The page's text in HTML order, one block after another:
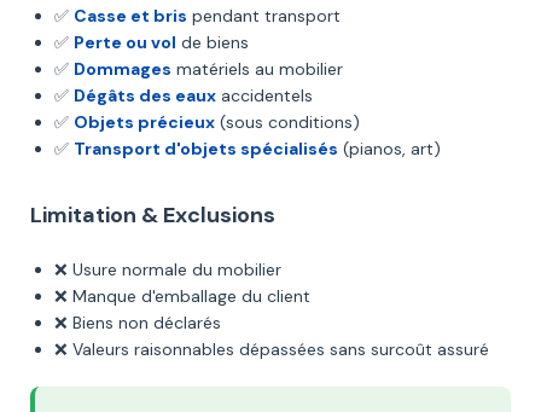
✅ Casse et bris pendant transport
✅ Perte ou vol de biens
✅ Dommages matériels au mobilier
✅ Dégâts des eaux accidentels
✅ Objets précieux (sous conditions)
✅ Transport d'objets spécialisés (pianos, art)
Limitation & Exclusions
❌ Usure normale du mobilier
❌ Manque d'emballage du client
❌ Biens non déclarés
❌ Valeurs raisonnables dépassées sans surcoût assuré